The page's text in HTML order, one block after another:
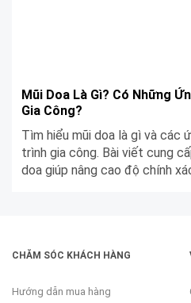
Mũi Doa Là Gì? Có Những
Gia Công?
Tìm hiểu mũi doa là gì và các
trình gia công. Bài viết cung
doa giúp nâng cao độ chính
CHĂM SÓC KHÁCH HÀNG
Hướng dẫn mua hàng